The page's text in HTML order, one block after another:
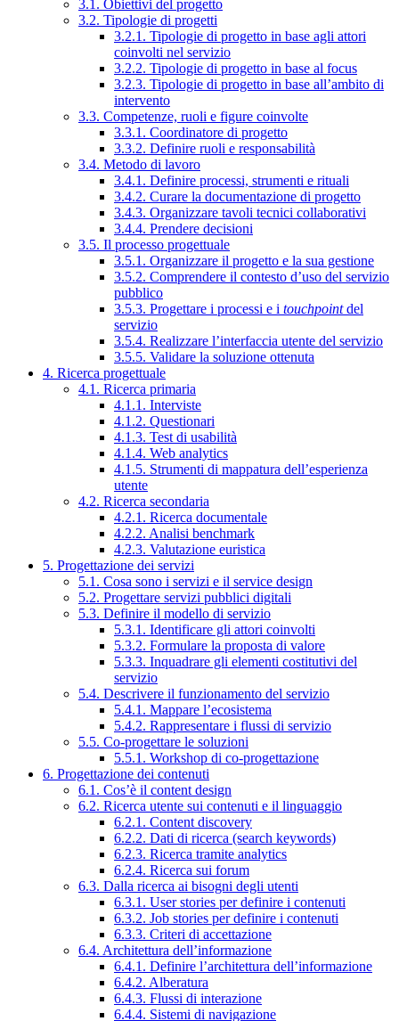
3.1. Obiettivi del progetto
3.2. Tipologie di progetti
3.2.1. Tipologie di progetto in base agli attori
coinvolti nel servizio
3.2.2. Tipologie di progetto in base al focus
3.2.3. Tipologie di progetto in base all’ambito di
intervento
3.3. Competenze, ruoli e figure coinvolte
3.3.1. Coordinatore di progetto
3.3.2. Definire ruoli e responsabilità
3.4. Metodo di lavoro
3.4.1. Definire processi, strumenti e rituali
3.4.2. Curare la documentazione di progetto
3.4.3. Organizzare tavoli tecnici collaborativi
3.4.4. Prendere decisioni
3.5. Il processo progettuale
3.5.1. Organizzare il progetto e la sua gestione
3.5.2. Comprendere il contesto d’uso del servizio
pubblico
3.5.3. Progettare i processi e i touchpointdel
servizio
3.5.4. Realizzare l’interfaccia utente del servizio
3.5.5. Validare la soluzione ottenuta
4. Ricerca progettuale
4.1. Ricerca primaria
4.1.1. Interviste
4.1.2. Questionari
4.1.3. Test di usabilità
4.1.4. Web analytics
4.1.5. Strumenti di mappatura dell’esperienza
utente
4.2. Ricerca secondaria
4.2.1. Ricerca documentale
4.2.2. Analisi benchmark
4.2.3. Valutazione euristica
5. Progettazione dei servizi
5.1. Cosa sono i servizi e il service design
5.2. Progettare servizi pubblici digitali
5.3. Definire il modello di servizio
5.3.1. Identificare gli attori coinvolti
5.3.2. Formulare la proposta di valore
5.3.3. Inquadrare gli elementi costitutivi del
servizio
5.4. Descrivere il funzionamento del servizio
5.4.1. Mappare l’ecosistema
5.4.2. Rappresentare i flussi di servizio
5.5. Co-progettare le soluzioni
5.5.1. Workshop di co-progettazione
6. Progettazione dei contenuti
6.1. Cos’è il content design
6.2. Ricerca utente sui contenuti e il linguaggio
6.2.1. Content discovery
6.2.2. Dati di ricerca (search keywords)
6.2.3. Ricerca tramite analytics
6.2.4. Ricerca sui forum
6.3. Dalla ricerca ai bisogni degli utenti
6.3.1. User stories per definire i contenuti
6.3.2. Job stories per definire i contenuti
6.3.3. Criteri di accettazione
6.4. Architettura dell’informazione
6.4.1. Definire l’architettura dell’informazione
6.4.2. Alberatura
6.4.3. Flussi di interazione
6.4.4. Sistemi di navigazione